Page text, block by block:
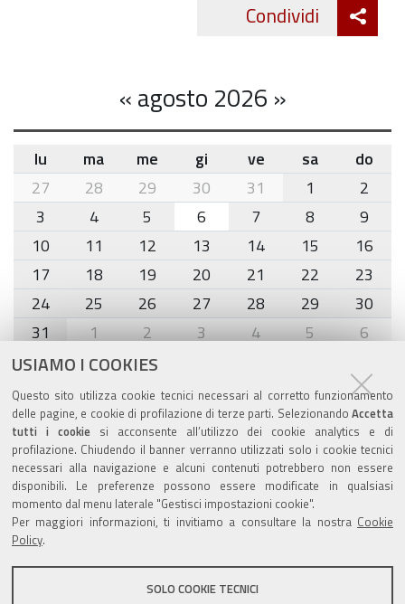
USIAMO I COOKIES
Questo sito utilizza cookie tecnici necessari al corretto funzionamento
delle pagine, e cookie di profilazione di terze parti. Selezionando Accetta
tutti i cookiesi acconsente all’utilizzo dei cookie analytics e di
profilazione. Chiudendo il banner verranno utilizzati solo i cookie tecnici
necessari alla navigazione e alcuni contenuti potrebbero non essere
disponibili. Le preferenze possono essere modificate in qualsiasi
momento dal menu laterale "Gestisci impostazioni cookie".
Per maggiori informazioni, ti invitiamo a consultare la nostra Cookie
Policy.
SOLO COOKIE TECNICI
Condividi
«agosto 2026 »
month-
8
lu ma me gi ve sa
do
27
28 29 30 31 1
2
3
4 5 6 7 8
9
10
11 12 13 14 15
16
17
18 19 20 21 22
23
24
25 26 27 28 29
30
31
1 2 3 4 5 6
Agenda eventi
torna alla sezione
Valuta questo sito